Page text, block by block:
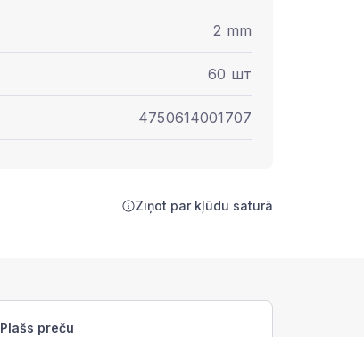
2 mm
60 шт
4750614001707
Ziņot par kļūdu saturā
Plašs preču